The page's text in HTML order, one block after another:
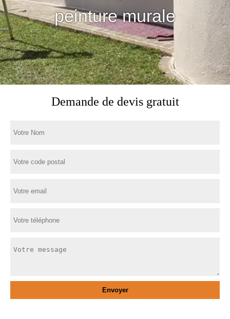
peinture murale
Demande de devis gratuit